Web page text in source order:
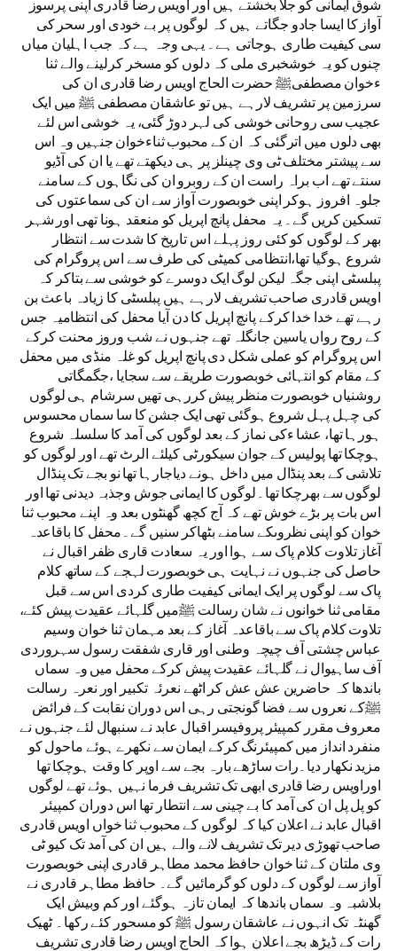
شوق ایمانی کو جلا بخشتے ہیں اور اویس رضا قادری اپنی پرسوز
آواز کا ایسا جادو جگاتے ہیں کہ لوگوں پر بے خودی اور سحر کی
سی کیفیت طاری ہوجاتی ہے۔ یہی وجہ ہے کہ جب اہلیان میاں
چنوں کو یہ خوشخبری ملی کہ دلوں کو مسخر کرلینے والے ثنا
ءخوان مصطفیﷺ حضرت الحاج اویس رضا قادری ان کی
سرزمین پر تشریف لارہے ہیں تو عاشقان مصطفی ﷺ میں ایک
عجیب سی روحانی خوشی کی لہر دوڑ گئی، یہ خوشی اس لئے
بھی دلوں میں اترگئی کہ ان کے محبوب ثناءخوان جنہیں وہ اس
سے پیشتر مختلف ٹی وی چینلز پر ہی دیکھتے تھے یا ان کی آڈیو
سنتے تھے اب براہ راست ان کے روبرو ان کی نگاہوں کے سامنے
جلوہ افروز ہوکر اپنی خوبصورت آواز سے ان کی سماعتوں کی
تسکین کریں گے۔ یہ محفل پانچ اپریل کو منعقد ہونا تھی اور شہر
بھر کے لوگوں کو کئی روز پہلے اس تاریخ کا شدت سے انتظار
شروع ہوگیا تھا،انتظامی کمیٹی کی طرف سے اس پروگرام کی
پبلسٹی اپنی جگہ لیکن لوگ ایک دوسرے کو خوشی سے بتاکر کہ
اویس قادری صاحب تشریف لارہے ہیں پبلسٹی کا زیادہ باعث بن
رہے تھے خدا خدا کرکے پانچ اپریل کا دن آیا محفل کی انتظامیہ جس
کے روح رواں یاسین جانگلہ تھے جنہوں نے شب وروز محنت کرکے
اس پروگرام کو عملی شکل دی پانچ اپریل کو غلہ منڈی میں محفل
کے مقام کو انتہائی خوبصورت طریقے سے سجایا ،جگمگاتی
روشنیاں خوبصورت منظر پیش کررہی تھیں سرشام ہی لوگوں
کی چہل پہل شروع ہوگئی تھی ایک جشن کا سا سماں محسوس
ہورہا تھا، عشا ءکی نماز کے بعد لوگوں کی آمد کا سلسلہ شروع
ہوچکا تھا پولیس کے جوان سیکورٹی کیلئے الرٹ تھے اور لوگوں کو
تلاشی کے بعد پنڈال میں داخل ہونے دیاجارہا تھا نو بجے تک پنڈال
لوگوں سے بھرچکا تھا۔لوگوں کا ایمانی جوش وجذبہ دیدنی تھا اور
اس بات پر بڑے خوش تھے کہ آج کچھ گھنٹوں بعد وہ اپنے محبوب ثنا
خوان کو اپنی نظروںکے سامنے بٹھاکر سنیں گے۔محفل کا باقاعدہ
آغاز تلاوت کلام پاک سے ہوا اور یہ سعادت قاری ظفر اقبال نے
حاصل کی جنہوں نے نہایت ہی خوبصورت لہجے کے ساتھ کلام
پاک سے لوگوں پر ایک ایمانی کیفیت طاری کردی اس سے قبل
مقامی ثنا خوانوں نے شان رسالت ﷺمیں گلہائے عقیدت پیش کئے،
تلاوت کلام پاک سے باقاعدہ آغاز کے بعد مہمان ثنا خوان وسیم
عباس چشتی آف چیچہ وطنی اور قاری شفقت رسول سہروردی
آف ساہیوال نے گلہائے عقیدت پیش کرکے محفل میں وہ سماں
باندھا کہ حاضرین عش عش کر اٹھے نعرئہ تکبیر اور نعرہ رسالت
ﷺکے نعروں سے فضا گونجتی رہی اس دوران نقابت کے فرائض
معروف مقرر کمپیئر پروفیسر اقبال عابد نے سنبھال لئے جنہوں نے
منفرد انداز میں کمپیئرنگ کرکے ایمان سے نکھرے ہوئے ماحول کو
مزید نکھار دیا۔رات ساڑھے بارہ بجے سے اوپر کا وقت ہوچکا تھا
اوراویس رضا قادری ابھی تک تشریف فرما نہیں ہوئے تھے لوگوں
کو پل پل ان کی آمد کا بے چینی سے انتطار تھا اس دوران کمپیئر
اقبال عابد نے اعلان کیا کہ لوگوں کے محبوب ثنا خواں اویس قادری
صاحب تھوڑی دیر تک تشریف لانے والے ہیں ان کی آمد تک کیو ٹی
وی ملتان کے ثنا خوان حافظ محمد مطاہر قادری اپنی خوبصورت
آواز سے لوگوں کے دلوں کو گرمائیں گے۔ حافظ مطاہر قادری نے
بلاشبہ وہ سماں باندھا کہ ایمان تازہ ہوگئے اور کم وبیش ایک
گھنٹہ تک انہوں نے عاشقان رسول ﷺ کو مسحور کئے رکھا۔ ٹھیک
رات کے ڈیڑھ بجے اعلان ہوا کہ الحاج اویس رضا قادری تشریف